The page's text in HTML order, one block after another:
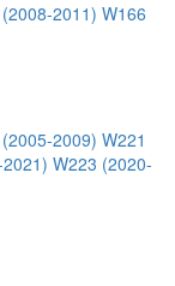
2011) W166
2009) W221
W223 (2020-